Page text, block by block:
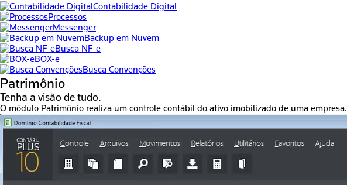
Contabilidade Digital
Processos
Messenger
Backup em Nuvem
Busca NF-e
BOX-e
Busca Convenções
Patrimônio
Tenha a visão de tudo.
O módulo Patrimônio realiza um controle contábil do ativo imobilizado de uma empresa.